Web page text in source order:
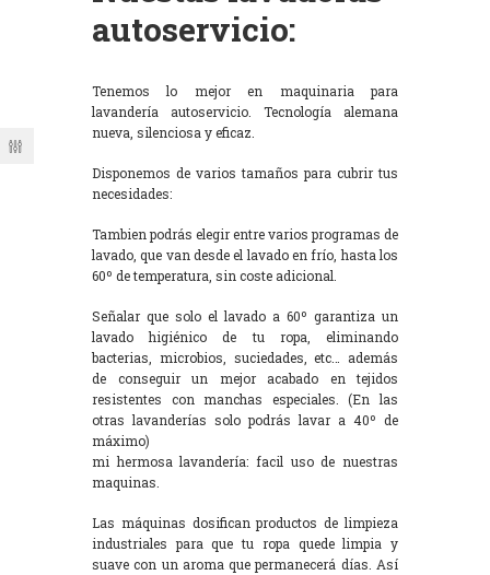
autoservicio:
Tenemos lo mejor en maquinaria para
lavandería autoservicio. Tecnología alemana
nueva, silenciosa y eficaz.
Disponemos de varios tamaños para cubrir tus
necesidades:
Tambien podrás elegir entre varios programas de
lavado, que van desde el lavado en frío, hasta los
60º de temperatura, sin coste adicional.
Señalar que solo el lavado a 60º garantiza un
lavado higiénico de tu ropa, eliminando
bacterias, microbios, suciedades, etc… además
de conseguir un mejor acabado en tejidos
resistentes con manchas especiales. (En las
otras lavanderías solo podrás lavar a 40º de
máximo)
mi hermosa lavandería: facil uso de nuestras
maquinas.
Las máquinas dosifican productos de limpieza
industriales para que tu ropa quede limpia y
suave con un aroma que permanecerá días. Así